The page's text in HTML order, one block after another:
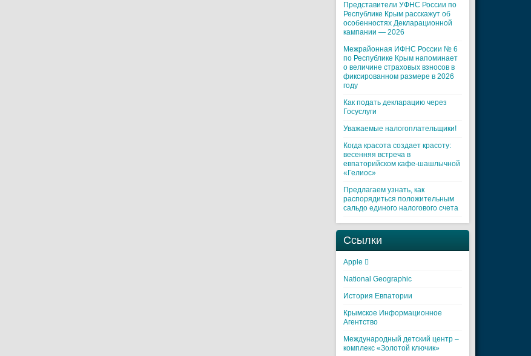
Представители УФНС России по
Республике Крым расскажут об
особенностях Декларационной
кампании — 2026
Межрайонная ИФНС России № 6
по Республике Крым напоминает
о величине страховых взносов в
фиксированном размере в 2026
году
Как подать декларацию через
Госуслуги
Уважаемые налогоплательщики!
Когда красота создает красоту:
весенняя встреча в
евпаторийском кафе-шашлычной
«Гелиос»
Предлагаем узнать, как
распорядиться положительным
сальдо единого налогового счета
Ссылки
Apple 
National Geographic
История Евпатории
Крымское Информационное
Агентство
Международный детский центр –
комплекс «Золотой ключик»